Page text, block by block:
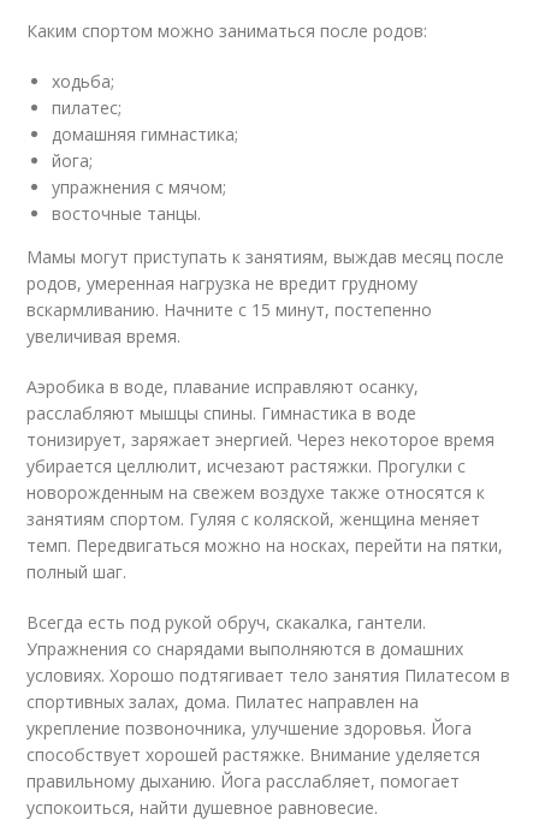
Каким спортом можно заниматься после родов:
ходьба;
пилатес;
домашняя гимнастика;
йога;
упражнения с мячом;
восточные танцы.
Мамы могут приступать к занятиям, выждав месяц после
родов, умеренная нагрузка не вредит грудному
вскармливанию. Начните с 15 минут, постепенно
увеличивая время.
Аэробика в воде, плавание исправляют осанку,
расслабляют мышцы спины. Гимнастика в воде
тонизирует, заряжает энергией. Через некоторое время
убирается целлюлит, исчезают растяжки. Прогулки с
новорожденным на свежем воздухе также относятся к
занятиям спортом. Гуляя с коляской, женщина меняет
темп. Передвигаться можно на носках, перейти на пятки,
полный шаг.
Всегда есть под рукой обруч, скакалка, гантели.
Упражнения со снарядами выполняются в домашних
условиях. Хорошо подтягивает тело занятия Пилатесом в
спортивных залах, дома. Пилатес направлен на
укрепление позвоночника, улучшение здоровья. Йога
способствует хорошей растяжке. Внимание уделяется
правильному дыханию. Йога расслабляет, помогает
успокоиться, найти душевное равновесие.